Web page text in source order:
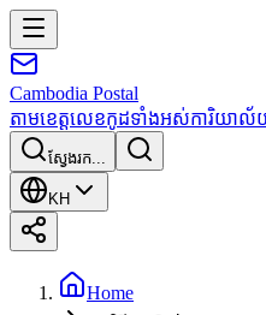
Cambodia Postal
តាមខេត្តលេខកូដទាំងអស់ការិយា
ស្វែងរក...
KH
Home